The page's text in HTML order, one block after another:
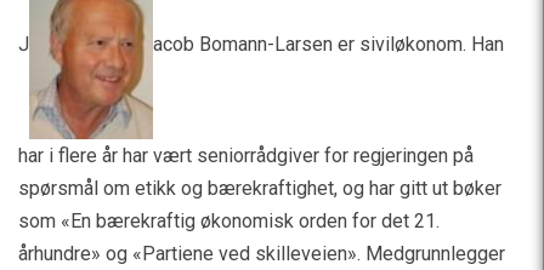
J acob Bomann-Larsen er siviløkonom. Han
har i flere år har vært seniorrådgiver for regjeringen på
spørsmål om etikk og bærekraftighet, og har gitt ut bøker
som «En bærekraftig økonomisk orden for det 21.
århundre» og «Partiene ved skilleveien». Medgrunnlegger